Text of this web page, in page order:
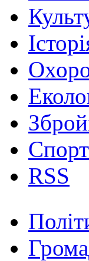
Спорт
RSS